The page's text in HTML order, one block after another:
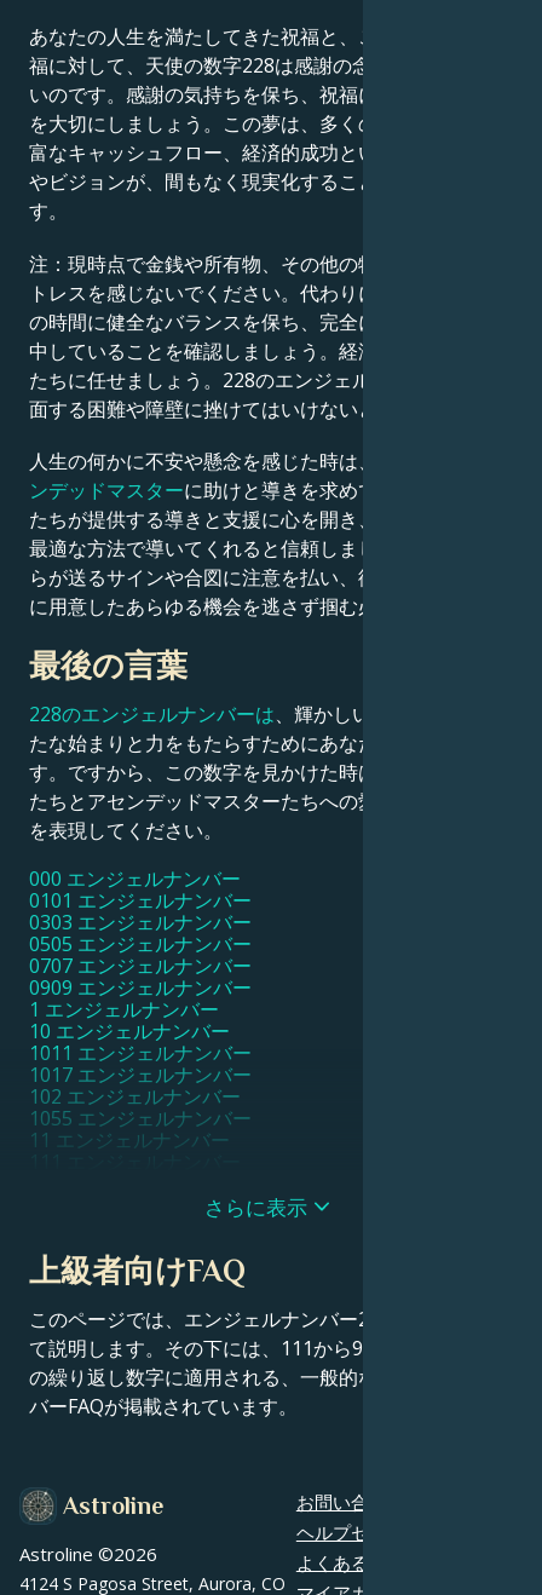
あなたの人生を満たしてきた祝福と、これから訪れる祝
福に対して、天使の数字228は感謝の念を思い出させた
いのです。感謝の気持ちを保ち、祝福に感謝し、それら
を大切にしましょう。この夢は、多くの地上の財産、豊
富なキャッシュフロー、経済的成功といったあなたの夢
やビジョンが、間もなく現実化することを示していま
す。
注：現時点で金銭や所有物、その他の物質的なものにス
トレスを感じないでください。代わりに、仕事や家族と
の時間に健全なバランスを保ち、完全に今この瞬間に集
中していることを確認しましょう。経済的なことは天使
たちに任せましょう。228のエンジェルナンバーは、直
面する困難や障壁に挫けてはいけないという意味です。
人生の何かに不安や懸念を感じた時は、
ンデッドマスターに助けと導きを求めてください。天使
たちが提供する導きと支援に心を開き、あなたにとって
最適な方法で導いてくれると信頼しましょう。また、彼
らが送るサインや合図に注意を払い、彼らがあなたの前
に用意したあらゆる機会を逃さず掴む必要があります。
最後の言葉
228のエンジェルナンバーは、輝かしい幸運に満ちた新
たな始まりと力をもたらすためにあなたの人生に現れま
す。ですから、この数字を見かけた時はいつでも、天使
たちとアセンデッドマスターたちへの愛と感謝の気持ち
を表現してください。
000 エンジェルナンバー
0101 エンジェルナンバー
0303 エンジェルナンバー
0505 エンジェルナンバー
0707 エンジェルナンバー
0909 エンジェルナンバー
1 エンジェルナンバー
10 エンジェルナンバー
1011 エンジェルナンバー
1017 エンジェルナンバー
102 エンジェルナンバー
1055 エンジェルナンバー
11 エンジェルナンバー
11111 エンジェルナンバー
1115 エンジェルナンバー
1117 エンジェルナンバー
1119 エンジェルナンバー
112 エンジェルナンバー
115 エンジェルナンバー
116 エンジェルナンバー
119 エンジェルナンバー
12 エンジェルナンバー
121 エンジェルナンバー
1221 エンジェルナンバー
1255 エンジェルナンバー
13 エンジェルナンバー
131 エンジェルナンバー
1313 エンジェルナンバー
1331 エンジェルナンバー
さらに表示
上級者向けFAQ
このページでは、エンジェルナンバー228の意味につい
て説明します。その下には、111から9999までのすべて
の繰り返し数字に適用される、一般的なエンジェルナン
バーFAQが掲載されています。
Astroline
Astroline ©2026
4124 S Pagosa Street, Aurora, CO
お問い合わせ
ヘルプセンター
よくあるご質問